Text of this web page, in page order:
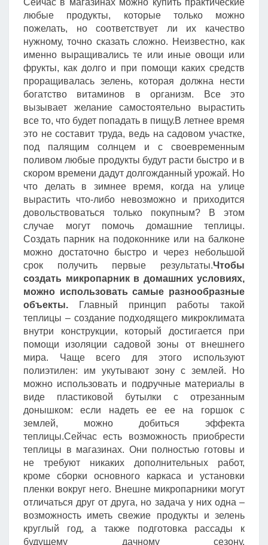
Сейчас в магазинах можно купить практические
любые продукты, которые только можно
пожелать, но соответствует ли их качество
нужному, точно сказать сложно. Неизвестно, как
именно выращивались те или иные овощи или
фрукты, как долго и при помощи каких средств
проращивалась зелень, которая должна нести
богатство витаминов в организм. Все это
вызывает желание самостоятельно вырастить
все то, что будет попадать в пищу.В летнее время
это не составит труда, ведь на садовом участке,
под палящим солнцем и с своевременным
поливом любые продукты будут расти быстро и в
скором времени дадут долгожданный урожай. Но
что делать в зимнее время, когда на улице
вырастить что-либо невозможно и приходится
довольствоваться только покупным? В этом
случае могут помочь домашние теплицы.
Создать парник на подоконнике или на балконе
можно достаточно быстро и через небольшой
срок получить первые результаты.Чтобы
создать микропарник в домашних условиях,
можно использовать самые разнообразные
объекты. Главный принцип работы такой
теплицы – создание подходящего микроклимата
внутри конструкции, который достигается при
помощи изоляции садовой зоны от внешнего
мира. Чаще всего для этого используют
полиэтилен: им укутывают зону с землей. Но
можно использовать и подручные материалы в
виде пластиковой бутылки с отрезанным
донышком: если надеть ее ее на горшок с
землей, можно добиться эффекта
теплицы.Сейчас есть возможность приобрести
теплицы в магазинах. Они полностью готовы и
не требуют никаких дополнительных работ,
кроме сборки основного каркаса и установки
пленки вокруг него. Внешне микропарники могут
отличаться друг от друга, но задача у них одна –
возможность иметь свежие продукты и зелень
круглый год, а также подготовка рассады к
будущему дачному сезону.